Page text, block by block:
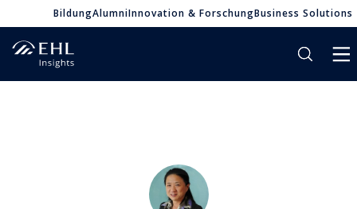
BildungAlumniInnovation & ForschungBusiness Solutions